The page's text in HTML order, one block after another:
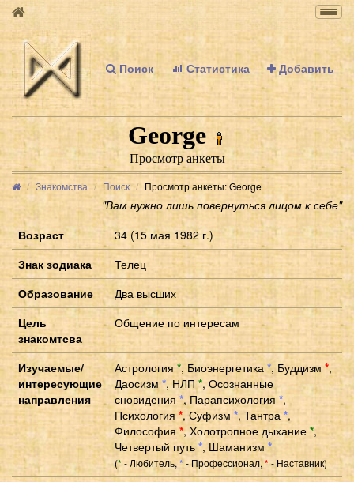
Поиск Статистика Добавить
George
Просмотр анкеты
Знакомства Поиск Просмотр анкеты: George
"Вам нужно лишь повернуться лицом к себе"
Возраст
34 (15 мая 1982 г.)
Знак зодиака
Телец
Образование
Два высших
Цель
знакомтсва
Общение по интересам
Изучаемые/
интересующие
направления
Астрология *, Биоэнергетика *, Буддизм *,
Даосизм *,НЛП *, Осознанные
сновидения *,Парапсихология *,
Психология*, Суфизм *, Тантра*,
Философия *,Холотропное дыхание *,
Четвертый путь *, Шаманизм *
(*- Любитель,*- Профессионал,*- Наставник)